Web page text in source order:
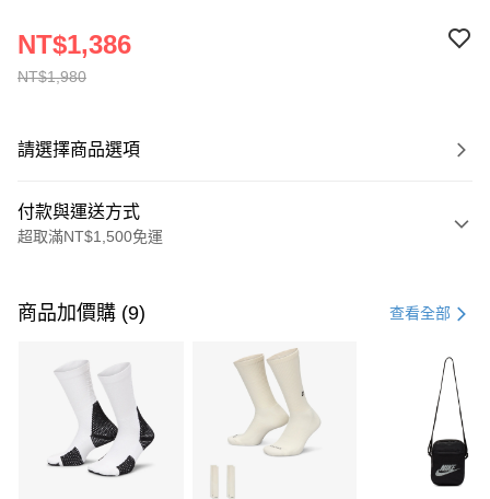
NT$1,980
NT$1,386
請選擇商品選項
付款與運送方式
超取滿NT$1,500免運
信用卡一次付款
3 期 0 利率 每期 21家銀行
合作金庫商業銀行
第一商業銀行
華南商業銀行
彰化商業銀行
上海商業儲蓄銀行
Apple Pay
商品加價購 (9) 查看全部